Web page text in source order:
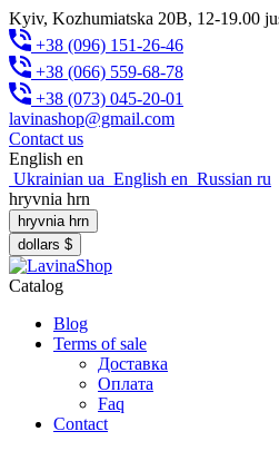
Kyiv, Kozhumiatska 20B, 12-19.00
+38 (096) 151-26-46
+38 (066) 559-68-78
+38 (073) 045-20-01
lavinashop@gmail.com
Contact us
English en
Ukrainian ua English en Russian ru
hryvnia hrn
hryvnia hrn
dollars $
Catalog
Blog
Terms of sale
Доставка
Оплата
Faq
Contact